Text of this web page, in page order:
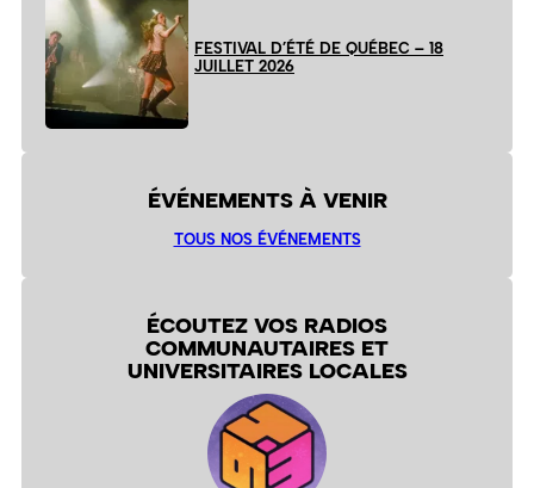
FESTIVAL D’ÉTÉ DE QUÉBEC – 18
JUILLET 2026
ÉVÉNEMENTS À VENIR
TOUS NOS ÉVÉNEMENTS
ÉCOUTEZ VOS RADIOS
COMMUNAUTAIRES ET
UNIVERSITAIRES LOCALES